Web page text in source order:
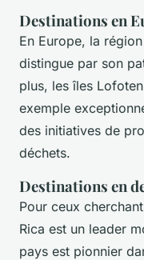
Destinations en
En Europe, la
distingue par son
plus, les îles
exemple
des initiatives de
déchets.
Destinations en
Pour ceux
Rica est un leader
pays est pionnier